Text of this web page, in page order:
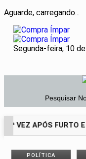
Aguarde, carregando...
Segunda-feira, 10
Pesquisar
VEZ APÓS FURTO E
EM ALTA
POLÍTICA